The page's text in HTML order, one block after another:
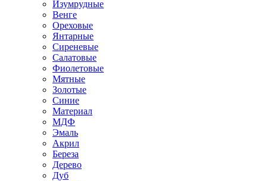
Изумрудные
Венге
Ореховые
Янтарные
Сиреневые
Салатовые
Фиолетовые
Мятные
Золотые
Синие
Материал
МДФ
Эмаль
Акрил
Береза
Дерево
Дуб